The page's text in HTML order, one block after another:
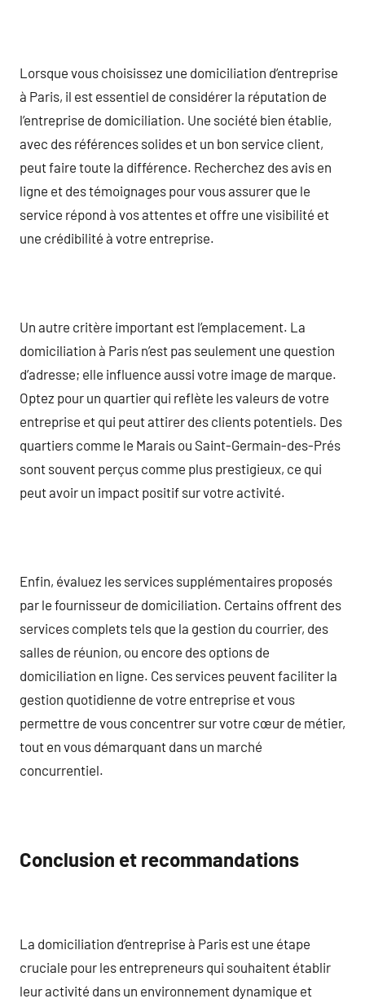
Lorsque vous choisissez une domiciliation d’entreprise
à Paris, il est essentiel de considérer la réputation de
l’entreprise de domiciliation. Une société bien établie,
avec des références solides et un bon service client,
peut faire toute la différence. Recherchez des avis en
ligne et des témoignages pour vous assurer que le
service répond à vos attentes et offre une visibilité et
une crédibilité à votre entreprise.
Un autre critère important est l’emplacement. La
domiciliation à Paris n’est pas seulement une question
d’adresse; elle influence aussi votre image de marque.
Optez pour un quartier qui reflète les valeurs de votre
entreprise et qui peut attirer des clients potentiels. Des
quartiers comme le Marais ou Saint-Germain-des-Prés
sont souvent perçus comme plus prestigieux, ce qui
peut avoir un impact positif sur votre activité.
Enfin, évaluez les services supplémentaires proposés
par le fournisseur de domiciliation. Certains offrent des
services complets tels que la gestion du courrier, des
salles de réunion, ou encore des options de
domiciliation en ligne. Ces services peuvent faciliter la
gestion quotidienne de votre entreprise et vous
permettre de vous concentrer sur votre cœur de métier,
tout en vous démarquant dans un marché
concurrentiel.
Conclusion et recommandations
La domiciliation d’entreprise à Paris est une étape
cruciale pour les entrepreneurs qui souhaitent établir
leur activité dans un environnement dynamique et